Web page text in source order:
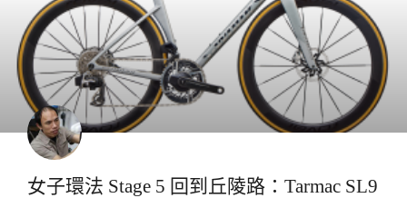
女子環法 Stage 5 回到丘陵路：Tarmac SL9